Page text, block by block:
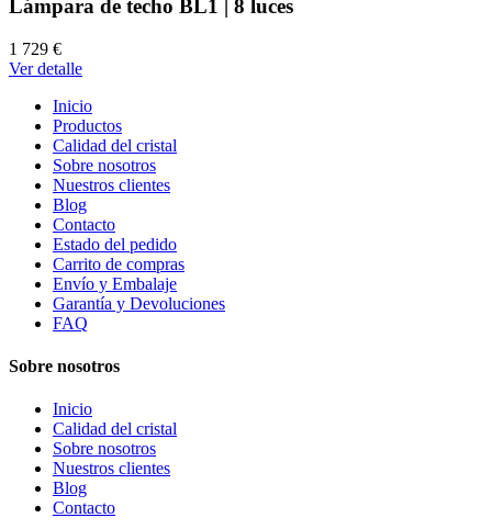
Lámpara de techo BL1 | 8 luces
1 729 €
Ver detalle
Inicio
Productos
Calidad del cristal
Sobre nosotros
Nuestros clientes
Blog
Contacto
Estado del pedido
Carrito de compras
Envío y Embalaje
Garantía y Devoluciones
FAQ
Sobre nosotros
Inicio
Calidad del cristal
Sobre nosotros
Nuestros clientes
Blog
Contacto